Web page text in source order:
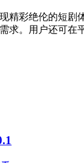
精彩绝伦的短剧
求。用户还可在